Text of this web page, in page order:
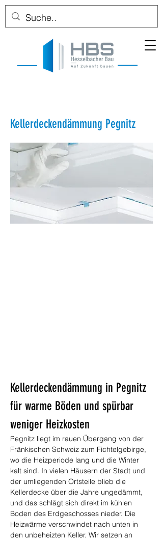
Kellerdeckendämmung Pegnitz
Kellerdeckendämmung in Pegnitz
für warme Böden und spürbar
weniger Heizkosten
Pegnitz liegt im rauen Übergang von der
Fränkischen Schweiz zum Fichtelgebirge,
wo die Heizperiode lang und die Winter
kalt sind. In vielen Häusern der Stadt und
der umliegenden Ortsteile blieb die
Kellerdecke über die Jahre ungedämmt,
und das schlägt sich direkt im kühlen
Boden des Erdgeschosses nieder. Die
Heizwärme verschwindet nach unten in
den unbeheizten Keller. Wir setzen an